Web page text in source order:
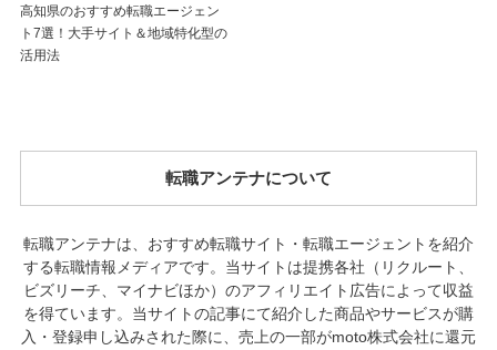
高知県のおすすめ転職エージェン
ト7選！大手サイト＆地域特化型の
活用法
転職アンテナについて
転職アンテナは、おすすめ転職サイト・転職エージェントを紹介
する転職情報メディアです。当サイトは提携各社（リクルート、
ビズリーチ、マイナビほか）のアフィリエイト広告によって収益
を得ています。当サイトの記事にて紹介した商品やサービスが購
入・登録申し込みされた際に、売上の一部がmoto株式会社に還元